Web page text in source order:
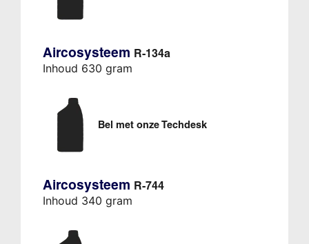
Aircosysteem R-134a
Inhoud 630 gram
Bel met onze Techdesk
Aircosysteem R-744
Inhoud 340 gram